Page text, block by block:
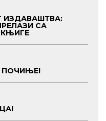
ИЗДАВАШТВА:
СА
ПОЧИЊЕ!